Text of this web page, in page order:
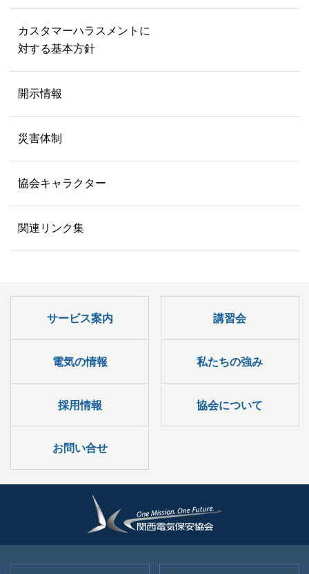
カスタマーハラスメントに
対する基本方針
開示情報
災害体制
協会キャラクター
関連リンク集
サービス案内 講習会
電気の情報 私たちの強み
採用情報 協会について
お問い合せ